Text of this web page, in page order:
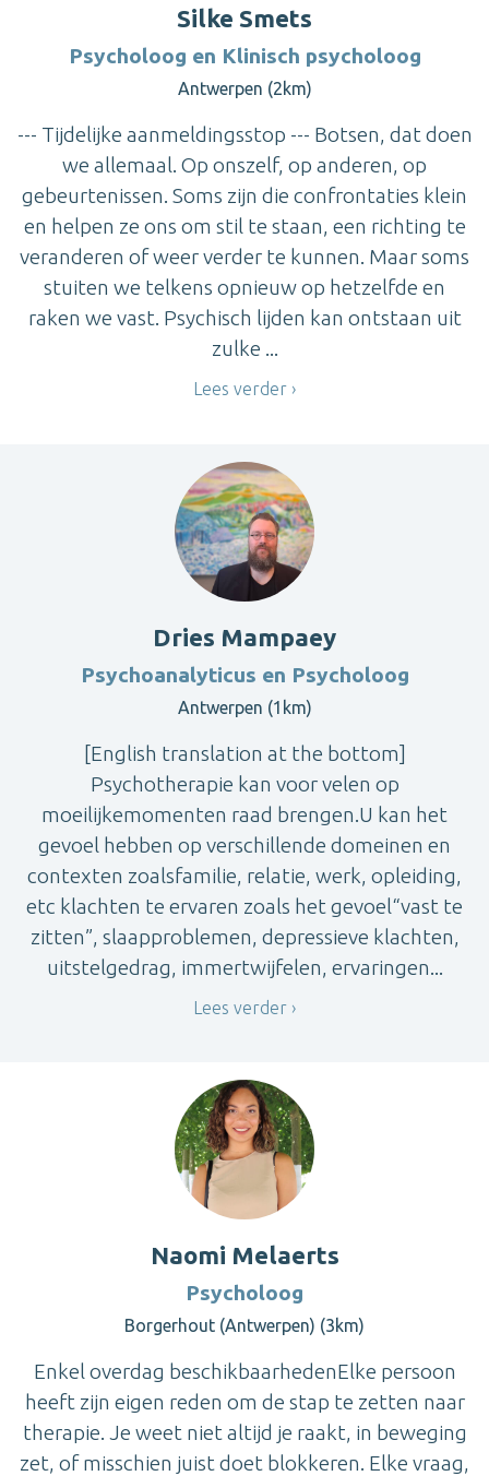
Silke Smets
Psycholoog en Klinisch psycholoog
Antwerpen (2km)
--- Tijdelijke aanmeldingsstop --- Botsen, dat doen
we allemaal. Op onszelf, op anderen, op
gebeurtenissen. Soms zijn die confrontaties klein
en helpen ze ons om stil te staan, een richting te
veranderen of weer verder te kunnen. Maar soms
stuiten we telkens opnieuw op hetzelfde en
raken we vast. Psychisch lijden kan ontstaan uit
zulke ...
Lees verder
Dries Mampaey
Psychoanalyticus en Psycholoog
Antwerpen (1km)
[English translation at the bottom]
Psychotherapie kan voor velen op
moeilijkemomenten raad brengen.U kan het
gevoel hebben op verschillende domeinen en
contexten zoalsfamilie, relatie, werk, opleiding,
etc klachten te ervaren zoals het gevoel“vast te
zitten”, slaapproblemen, depressieve klachten,
uitstelgedrag, immertwijfelen, ervaringen...
Lees verder
Naomi Melaerts
Psycholoog
Borgerhout (Antwerpen) (3km)
Enkel overdag beschikbaarhedenElke persoon
heeft zijn eigen reden om de stap te zetten naar
therapie. Je weet niet altijd je raakt, in beweging
zet, of misschien juist doet blokkeren. Elke vraag,